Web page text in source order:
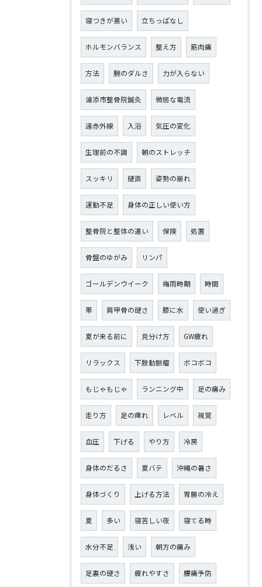
寝つきが悪い 立ちっぱなし
ホルモンバランス 整え方 筋肉痛
方法 腕のダルさ 力が入らない
浦添市整骨院鍼灸 微弱な電流
遠赤外線 入浴 気圧の変化
生理前の不調 朝のストレッチ
スッキリ 硬直 姿勢の崩れ
運動不足 身体の正しい使い方
整骨院と整体の違い 保険 処置
骨盤のゆがみ リンパ
ゴールデンウイーク 梅雨時期 時間
帯 肩甲骨の硬さ 膝に水 使い過ぎ
夏が来る前に 見分け方 GW疲れ
リラックス 下肢動脈瘤 ボコボコ
もじゃもじゃ ランニング中 足の痛み
走り方 足の痺れ レベル 視覚
血圧 下げる やり方 冷房
身体のだるさ 夏バテ 沖縄の暑さ
身体づくり 上げる方法 胃腸の冷え
夏 多い 寝苦しい夜 寝てる時
水分不足 浅い 朝方の痛み
足裏の硬さ 疲れやすさ 腰痛予防